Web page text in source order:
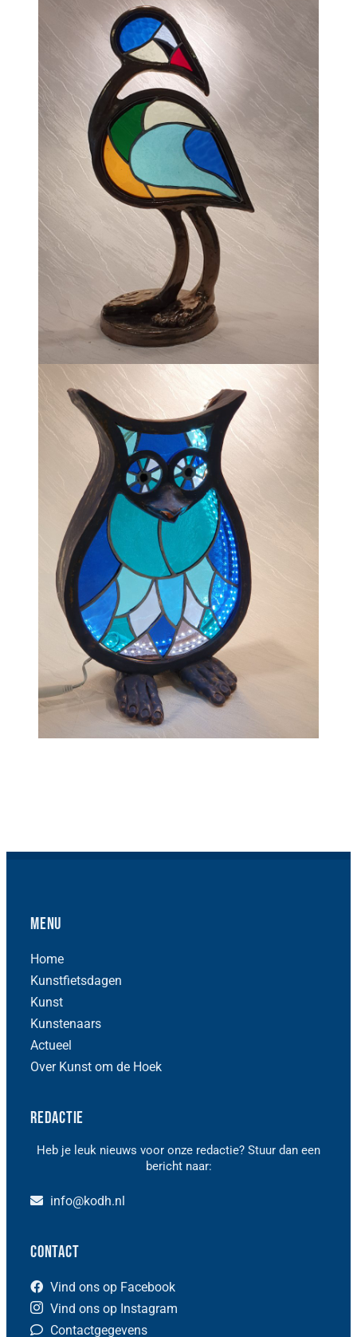
Menu
Home
Kunstfietsdagen
Kunst
Kunstenaars
Actueel
Over Kunst om de Hoek
Redactie
Heb je leuk nieuws voor onze redactie? Stuur dan een
bericht naar:
info@kodh.nl
Contact
Vind ons op Facebook
Vind ons op Instagram
Contactgegevens